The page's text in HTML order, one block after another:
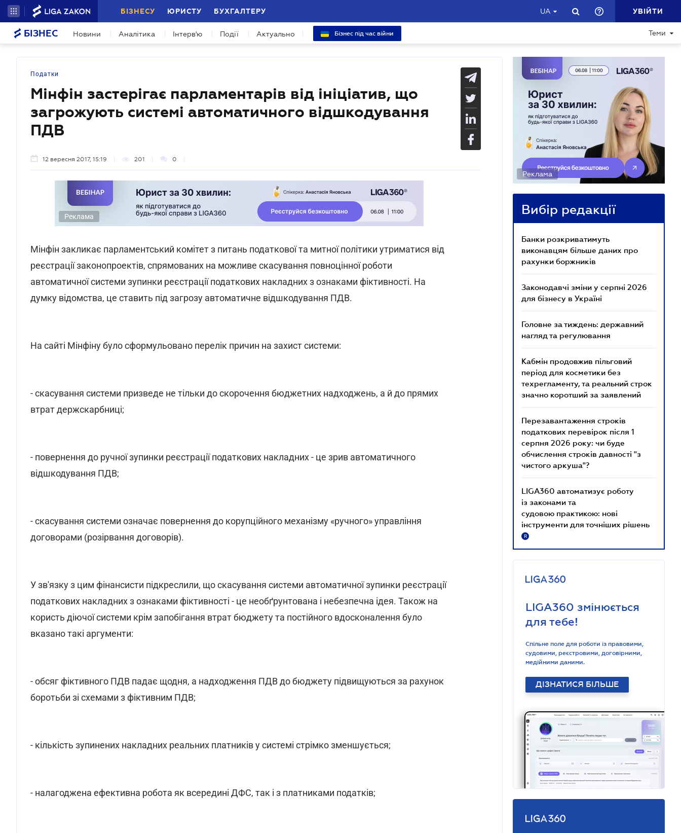
БІЗНЕСУ ЮРИСТУ БУХГАЛТЕРУ UA УВІЙТИ
БІЗНЕС Новини Аналітика Інтерв'ю Події Актуально Бізнес під час війни Теми
Податки
Мінфін застерігає парламентарів від ініціатив, що
загрожують системі автоматичного відшкодування
ПДВ
12 вересня 2017, 15:19 201 0
Реклама
Мінфін закликає парламентський комітет з питань податкової та митної політики утриматися від
реєстрації законопроектів, спрямованих на можливе скасування повноцінної роботи
автоматичної системи зупинки реєстрації податкових накладних з ознаками фіктивності. На
думку відомства, це ставить під загрозу автоматичне відшкодування ПДВ.
На сайті Мінфіну було сформульовано перелік причин на захист системи:
- скасування системи призведе не тільки до скорочення бюджетних надходжень, а й до прямих
втрат держскарбниці;
- повернення до ручної зупинки реєстрації податкових накладних - це зрив автоматичного
відшкодування ПДВ;
- скасування системи означає повернення до корупційного механізму «ручного» управління
договорами (розірвання договорів).
У зв'язку з цим фінансисти підкреслили, що скасування системи автоматичної зупинки реєстрації
податкових накладних з ознаками фіктивності - це необґрунтована і небезпечна ідея. Також на
користь діючої системи крім запобігання втрат бюджету та постійного вдосконалення було
вказано такі аргументи:
- обсяг фіктивного ПДВ падає щодня, а надходження ПДВ до бюджету підвищуються за рахунок
боротьби зі схемами з фіктивним ПДВ;
- кількість зупинених накладних реальних платників у системі стрімко зменшується;
- налагоджена ефективна робота як всередині ДФС, так і з платниками податків;
Реклама
Вибір редакції
Банки розкриватимуть
виконавцям більше даних про
рахунки боржників
Законодавчі зміни у серпні 2026
для бізнесу в Україні
Головне за тиждень: державний
нагляд та регулювання
Кабмін продовжив пільговий
період для косметики без
техрегламенту, та реальний строк
значно коротший за заявлений
Перезавантаження строків
податкових перевірок після 1
серпня 2026 року: чи буде
обчислення строків давності "з
чистого аркуша"?
LIGA360 автоматизує роботу
із законами та
судовою практикою: нові
інструменти для точніших рішень
R
LIGA360 змінюється
для тебе!
Спільне поле для роботи із правовими,
судовими, реєстровими, договірними,
медійними даними.
ДІЗНАТИСЯ БІЛЬШЕ